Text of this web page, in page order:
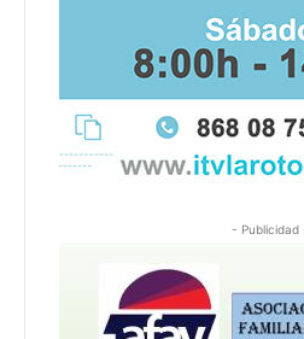
- Publicidad